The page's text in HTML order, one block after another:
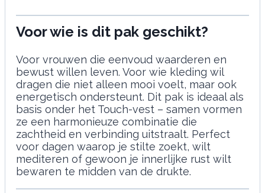
Voor wie is dit pak geschikt?
Voor vrouwen die eenvoud waarderen en
bewust willen leven. Voor wie kleding wil
dragen die niet alleen mooi voelt, maar ook
energetisch ondersteunt. Dit pak is ideaal als
basis onder het Touch-vest – samen vormen
ze een harmonieuze combinatie die
zachtheid en verbinding uitstraalt. Perfect
voor dagen waarop je stilte zoekt, wilt
mediteren of gewoon je innerlijke rust wilt
bewaren te midden van de drukte.